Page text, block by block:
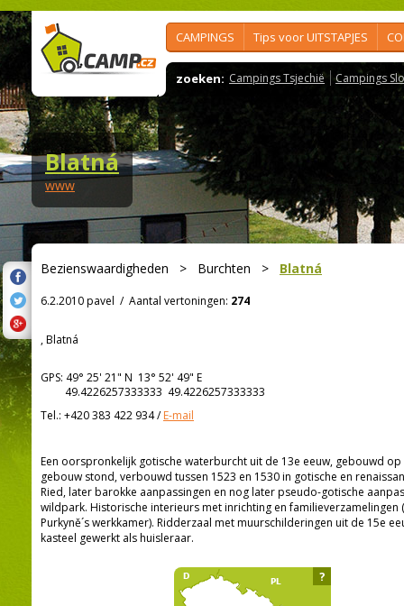
CAMPINGS Tips voor UITSTAPJES
zoeken: Campings Tsjechië Campings
Blatná
www
Bezienswaardigheden > Burchten > Blatná
6.2.2010 pavel / Aantal vertoningen: 274
, Blatná
GPS: 49° 25' 21" N 13° 52' 49" E
49.4226257333333 49.4226257333333
Tel.: +420 383 422 934/E-mail
Een oorspronkelijk gotische waterburcht uit de 13e eeuw, gebouwd
gebouw stond, verbouwd tussen 1523 en 1530 in gotische en
Ried, later barokke aanpassingen en nog later pseudo-gotische
wildpark. Historische interieurs met inrichting en familieverzamelingen
Purkyně´s werkkamer). Ridderzaal met muurschilderingen uit de 15e
kasteel gewerkt als huisleraar.
?